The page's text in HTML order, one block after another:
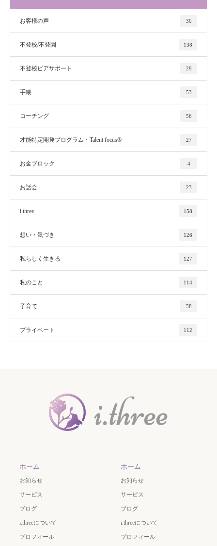
お客様の声 30
不登校/不登園 138
不登校ピアサポート 29
手帳 53
コーチング 56
才能特定開発プログラム・Talent focus® 27
お金ブロック 4
お話会 23
i.three 158
想い・気づき 126
私らしく生きる 127
私のこと 114
子育て 58
プライベート 112
ホーム
お知らせ
サービス
ブログ
i.threeについて
プロフィール
ホーム
お知らせ
サービス
ブログ
i.threeについて
プロフィール